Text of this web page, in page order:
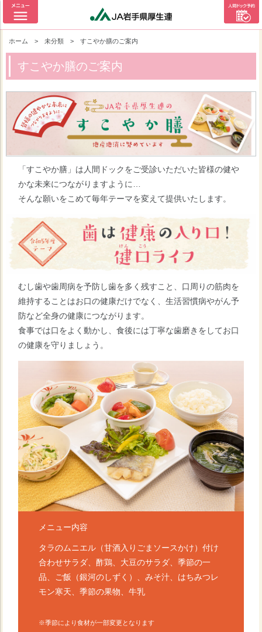
ホーム > 未分類 > すこやか膳のご案内
すこやか膳のご案内
「すこやか膳」は人間ドックをご受診いただいた皆様の健や
かな未来につながりますように…
そんな願いをこめて毎年テーマを変えて提供いたします。
むし歯や歯周病を予防し歯を多く残すこと、口周りの筋肉を
維持することはお口の健康だけでなく、生活習慣病やがん予
防など全身の健康につながります。
食事では口をよく動かし、食後には丁寧な歯磨きをしてお口
の健康を守りましょう。
メニュー内容
タラのムニエル（甘酒入りごまソースかけ）付け
合わせサラダ、酢鶏、大豆のサラダ、季節の一
品、ご飯（銀河のしずく）、みそ汁、はちみつレ
モン寒天、季節の果物、牛乳
※季節により食材が一部変更となります